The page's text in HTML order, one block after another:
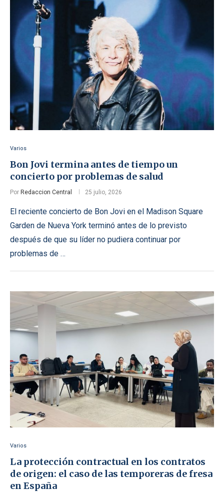
Varios
Bon Jovi termina antes de tiempo un
concierto por problemas de salud
Por Redaccion Central 25 julio, 2026
El reciente concierto de Bon Jovi en el Madison Square
Garden de Nueva York terminó antes de lo previsto
después de que su líder no pudiera continuar por
problemas de …
Varios
La protección contractual en los contratos
de origen: el caso de las temporeras de fresa
en España